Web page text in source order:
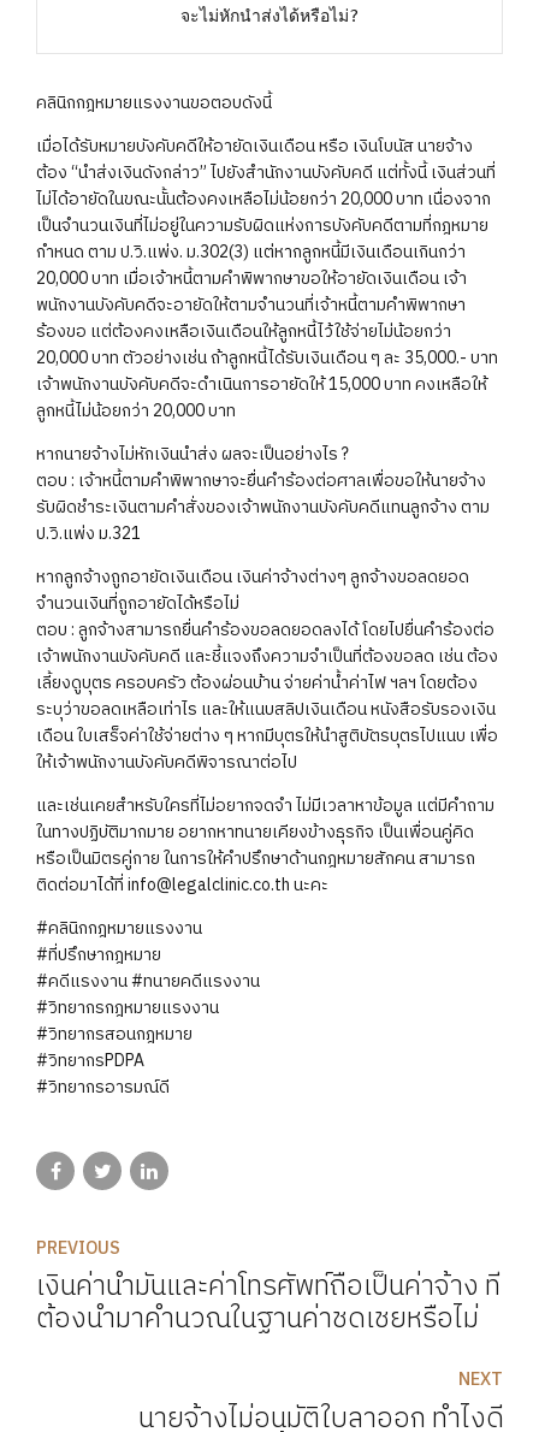
จะไม่หักนำส่งได้หรือไม่?
คลินิกกฎหมายแรงงานขอตอบดังนี้
เมื่อได้รับหมายบังคับคดีให้อายัดเงินเดือน หรือ เงินโบนัส นายจ้าง
ต้อง “นำส่งเงินดังกล่าว” ไปยังสำนักงานบังคับคดี แต่ทั้งนี้ เงินส่วนที่
ไม่ได้อายัดในขณะนั้นต้องคงเหลือไม่น้อยกว่า 20,000 บาท เนื่องจาก
เป็นจำนวนเงินที่ไม่อยู่ในความรับผิดแห่งการบังคับคดีตามที่กฎหมาย
กำหนด ตาม ป.วิ.แพ่ง. ม.302(3) แต่หากลูกหนี้มีเงินเดือนเกินกว่า
20,000 บาท เมื่อเจ้าหนี้ตามคำพิพากษาขอให้อายัดเงินเดือน เจ้า
พนักงานบังคับคดีจะอายัดให้ตามจำนวนที่เจ้าหนี้ตามคำพิพากษา
ร้องขอ แต่ต้องคงเหลือเงินเดือนให้ลูกหนี้ไว้ใช้จ่ายไม่น้อยกว่า
20,000 บาท ตัวอย่างเช่น ถ้าลูกหนี้ได้รับเงินเดือน ๆ ละ 35,000.- บาท
เจ้าพนักงานบังคับคดีจะดำเนินการอายัดให้ 15,000 บาท คงเหลือให้
ลูกหนี้ไม่น้อยกว่า 20,000 บาท
หากนายจ้างไม่หักเงินนำส่ง ผลจะเป็นอย่างไร ?
ตอบ : เจ้าหนี้ตามคำพิพากษาจะยื่นคำร้องต่อศาลเพื่อขอให้นายจ้าง
รับผิดชำระเงินตามคำสั่งของเจ้าพนักงานบังคับคดีแทนลูกจ้าง ตาม
ป.วิ.แพ่ง ม.321
หากลูกจ้างถูกอายัดเงินเดือน เงินค่าจ้างต่างๆ ลูกจ้างขอลดยอด
จำนวนเงินที่ถูกอายัดได้หรือไม่
ตอบ : ลูกจ้างสามารถยื่นคำร้องขอลดยอดลงได้ โดยไปยื่นคำร้องต่อ
เจ้าพนักงานบังคับคดี และชี้แจงถึงความจำเป็นที่ต้องขอลด เช่น ต้อง
เลี้ยงดูบุตร ครอบครัว ต้องผ่อนบ้าน จ่ายค่าน้ำค่าไฟ ฯลฯ โดยต้อง
ระบุว่าขอลดเหลือเท่าไร และให้แนบสลิปเงินเดือน หนังสือรับรองเงิน
เดือน ใบเสร็จค่าใช้จ่ายต่าง ๆ หากมีบุตรให้นำสูติบัตรบุตรไปแนบ เพื่อ
ให้เจ้าพนักงานบังคับคดีพิจารณาต่อไป
และเช่นเคยสำหรับใครที่ไม่อยากจดจำ ไม่มีเวลาหาข้อมูล แต่มีคำถาม
ในทางปฏิบัติมากมาย อยากหาทนายเคียงข้างธุรกิจ เป็นเพื่อนคู่คิด
หรือเป็นมิตรคู่กาย ในการให้คำปรึกษาด้านกฎหมายสักคน สามารถ
ติดต่อมาได้ที่ info@legalclinic.co.th นะคะ
#คลินิกกฎหมายแรงงาน
#ที่ปรึกษากฎหมาย
#คดีแรงงาน #ทนายคดีแรงงาน
#วิทยากรกฎหมายแรงงาน
#วิทยากรสอนกฎหมาย
#วิทยากรPDPA
#วิทยากรอารมณ์ดี
PREVIOUS
เงินค่าน้ำมันและค่าโทรศัพท์ถือเป็นค่าจ้าง ที่
ต้องนำมาคำนวณในฐานค่าชดเชยหรือไม่
NEXT
นายจ้างไม่อนุมัติใบลาออก ทำไงดี